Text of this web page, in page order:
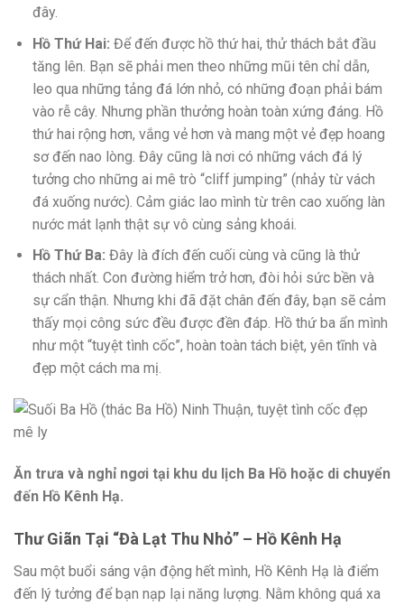
đây.
Hồ Thứ Hai: Để đến được hồ thứ hai, thử thách bắt đầu
tăng lên. Bạn sẽ phải men theo những mũi tên chỉ dẫn,
leo qua những tảng đá lớn nhỏ, có những đoạn phải bám
vào rễ cây. Nhưng phần thưởng hoàn toàn xứng đáng. Hồ
thứ hai rộng hơn, vắng vẻ hơn và mang một vẻ đẹp hoang
sơ đến nao lòng. Đây cũng là nơi có những vách đá lý
tưởng cho những ai mê trò “cliff jumping” (nhảy từ vách
đá xuống nước). Cảm giác lao mình từ trên cao xuống làn
nước mát lạnh thật sự vô cùng sảng khoái.
Hồ Thứ Ba: Đây là đích đến cuối cùng và cũng là thử
thách nhất. Con đường hiểm trở hơn, đòi hỏi sức bền và
sự cẩn thận. Nhưng khi đã đặt chân đến đây, bạn sẽ cảm
thấy mọi công sức đều được đền đáp. Hồ thứ ba ẩn mình
như một “tuyệt tình cốc”, hoàn toàn tách biệt, yên tĩnh và
đẹp một cách ma mị.
Ăn trưa và nghỉ ngơi tại khu du lịch Ba Hồ hoặc di chuyển
đến Hồ Kênh Hạ.
Thư Giãn Tại “Đà Lạt Thu Nhỏ” – Hồ Kênh Hạ
Sau một buổi sáng vận động hết mình, Hồ Kênh Hạ là điểm
đến lý tưởng để bạn nạp lại năng lượng. Nằm không quá xa